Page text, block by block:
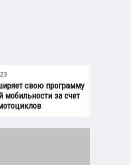
свою программу
мобильности за счет